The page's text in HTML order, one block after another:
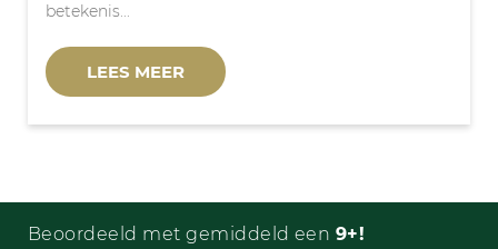
betekenis...
LEES MEER
Beoordeeld met gemiddeld een 9+!